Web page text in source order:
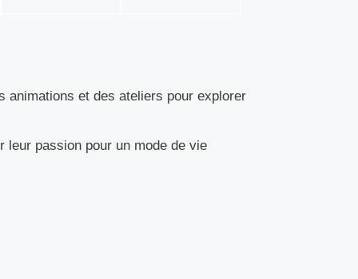
animations et des ateliers pour explorer
leur passion pour un mode de vie